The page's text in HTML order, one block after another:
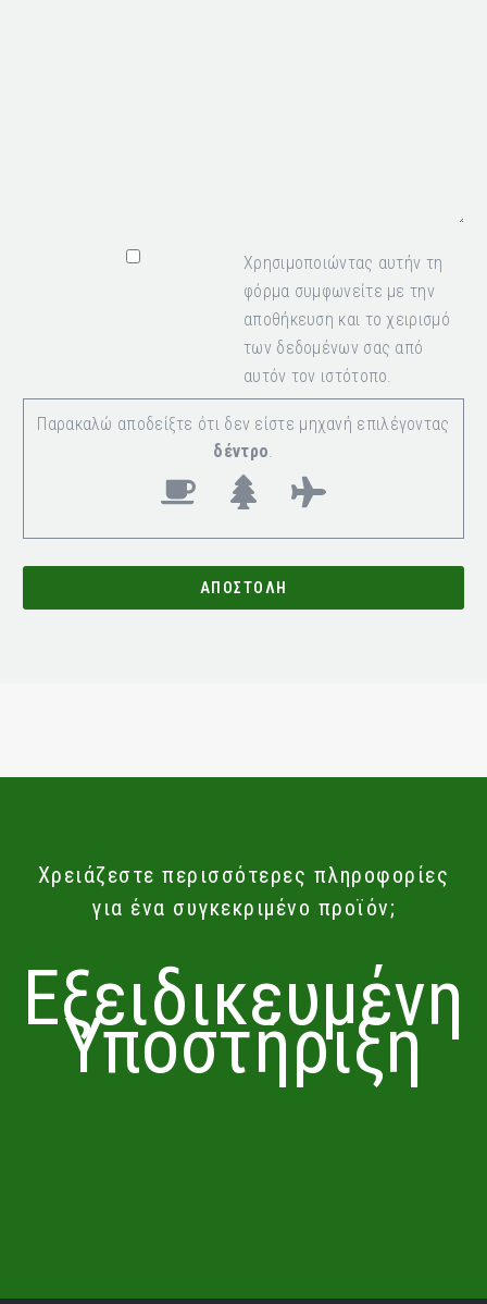
Χρησιμοποιώντας αυτήν τη
φόρμα συμφωνείτε με την
αποθήκευση και το χειρισμό
των δεδομένων σας από
αυτόν τον ιστότοπο.
Παρακαλώ αποδείξτε ότι δεν είστε μηχανή επιλέγοντας
δέντρο.
Χρειάζεστε περισσότερες πληροφορίες
για ένα συγκεκριμένο προϊόν;
Εξειδικευμένη
Υποστήριξη